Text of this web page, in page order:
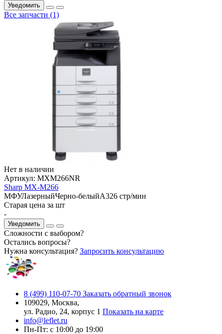
Уведомить
Все запчасти (1)
Нет в наличии
Артикул: MXM266NR
Sharp MX-M266
МФУЛазерныйЧерно-белыйA326 стр/мин
Старая цена за шт
-
Уведомить
Сложности с выбором?
Остались вопросы?
Нужна консультация? Запросить консультацию
8 (499) 110-07-70 Заказать обратный звонок
109029, Москва,
ул. Радио, 24, корпус 1 Показать на карте
info@leflet.ru
Пн-Пт: с 10:00 до 19:00